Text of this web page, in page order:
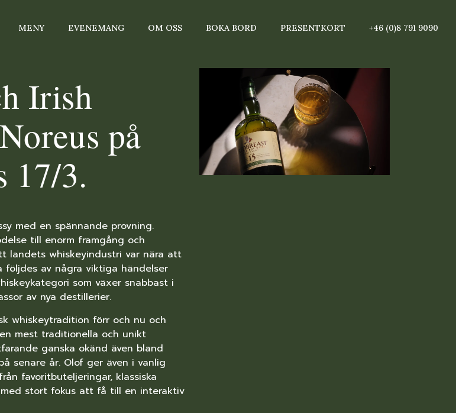
MENY EVENEMANG OM OSS BOKA BORD PRESENTKORT +46 (0)8 791 9090
Irish
på
17/3.
med en spännande provning.
till enorm framgång och
landets whiskeyindustri var nära att
av några viktiga händelser
som växer snabbast i
av nya destillerier.
whiskeytradition förr och nu och
mest traditionella och unikt
ganska okänd även bland
senare år. Olof ger även i vanlig
favoritbuteljeringar, klassiska
stort fokus att få till en interaktiv